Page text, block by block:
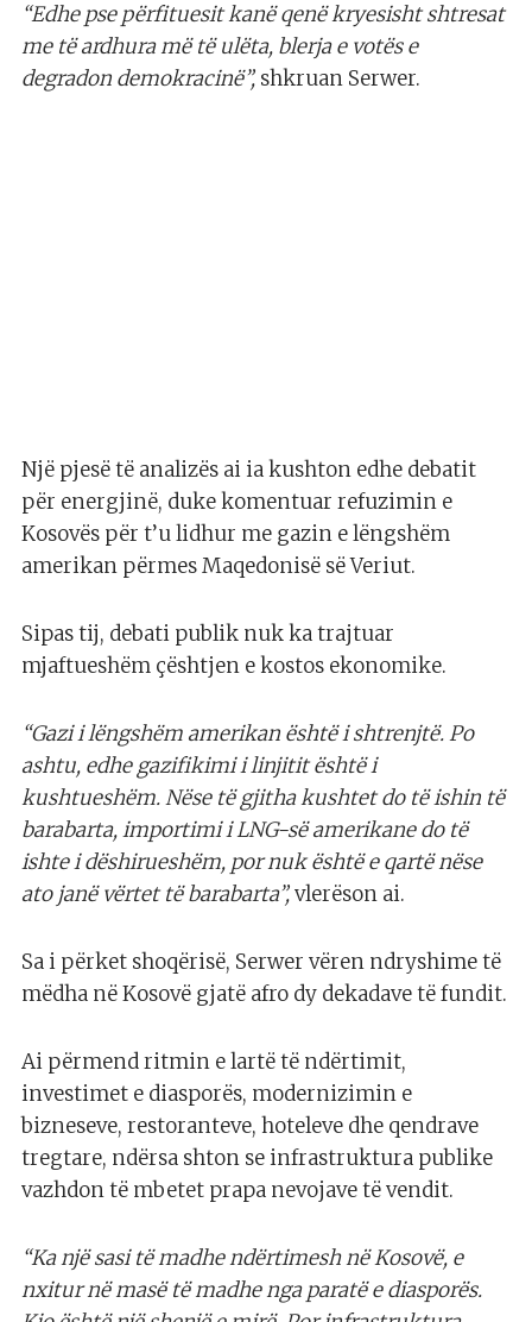
“Edhe pse përfituesit kanë qenë kryesisht shtresat
me të ardhura më të ulëta, blerja e votës e
degradon demokracinë”, shkruan Serwer.
Një pjesë të analizës ai ia kushton edhe debatit
për energjinë, duke komentuar refuzimin e
Kosovës për t’u lidhur me gazin e lëngshëm
amerikan përmes Maqedonisë së Veriut.
Sipas tij, debati publik nuk ka trajtuar
mjaftueshëm çështjen e kostos ekonomike.
“Gazi i lëngshëm amerikan është i shtrenjtë. Po
ashtu, edhe gazifikimi i linjitit është i
kushtueshëm. Nëse të gjitha kushtet do të ishin të
barabarta, importimi i LNG-së amerikane do të
ishte i dëshirueshëm, por nuk është e qartë nëse
ato janë vërtet të barabarta”,vlerëson ai.
Sa i përket shoqërisë, Serwer vëren ndryshime të
mëdha në Kosovë gjatë afro dy dekadave të fundit.
Ai përmend ritmin e lartë të ndërtimit,
investimet e diasporës, modernizimin e
bizneseve, restoranteve, hoteleve dhe qendrave
tregtare, ndërsa shton se infrastruktura publike
vazhdon të mbetet prapa nevojave të vendit.
“Ka një sasi të madhe ndërtimesh në Kosovë, e
nxitur në masë të madhe nga paratë e diasporës.